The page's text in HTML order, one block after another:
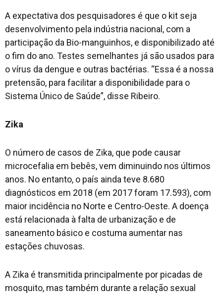
A expectativa dos pesquisadores é que o kit seja
desenvolvimento pela indústria nacional, com a
participação da Bio-manguinhos, e disponibilizado até
o fim do ano. Testes semelhantes já são usados para
o vírus da dengue e outras bactérias. “Essa é a nossa
pretensão, para facilitar a disponibilidade para o
Sistema Único de Saúde”, disse Ribeiro.
Zika
O número de casos de Zika, que pode causar
microcefalia em bebês, vem diminuindo nos últimos
anos. No entanto, o país ainda teve 8.680
diagnósticos em 2018 (em 2017 foram 17.593), com
maior incidência no Norte e Centro-Oeste. A doença
está relacionada à falta de urbanização e de
saneamento básico e costuma aumentar nas
estações chuvosas.
A Zika é transmitida principalmente por picadas de
mosquito, mas também durante a relação sexual